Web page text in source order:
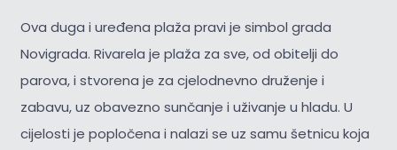
Ova duga i uređena plaža pravi je simbol grada
Novigrada. Rivarela je plaža za sve, od obitelji do
parova, i stvorena je za cjelodnevno druženje i
zabavu, uz obavezno sunčanje i uživanje u hladu. U
cijelosti je popločena i nalazi se uz samu šetnicu koja